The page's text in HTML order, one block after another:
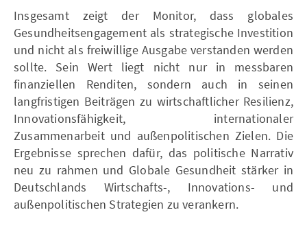
Insgesamt zeigt der Monitor, dass globales
Gesundheitsengagement als strategische Investition
und nicht als freiwillige Ausgabe verstanden werden
sollte. Sein Wert liegt nicht nur in messbaren
finanziellen Renditen, sondern auch in seinen
langfristigen Beiträgen zu wirtschaftlicher Resilienz,
Innovationsfähigkeit, internationaler
Zusammenarbeit und außenpolitischen Zielen. Die
Ergebnisse sprechen dafür, das politische Narrativ
neu zu rahmen und Globale Gesundheit stärker in
Deutschlands Wirtschafts-, Innovations- und
außenpolitischen Strategien zu verankern.